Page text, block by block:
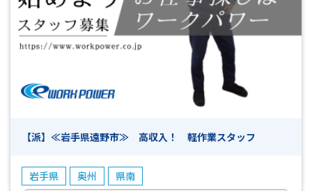
【派】≪岩手県遠野市≫ 高収入！ 軽作業スタッフ
岩手県 奥州 県南